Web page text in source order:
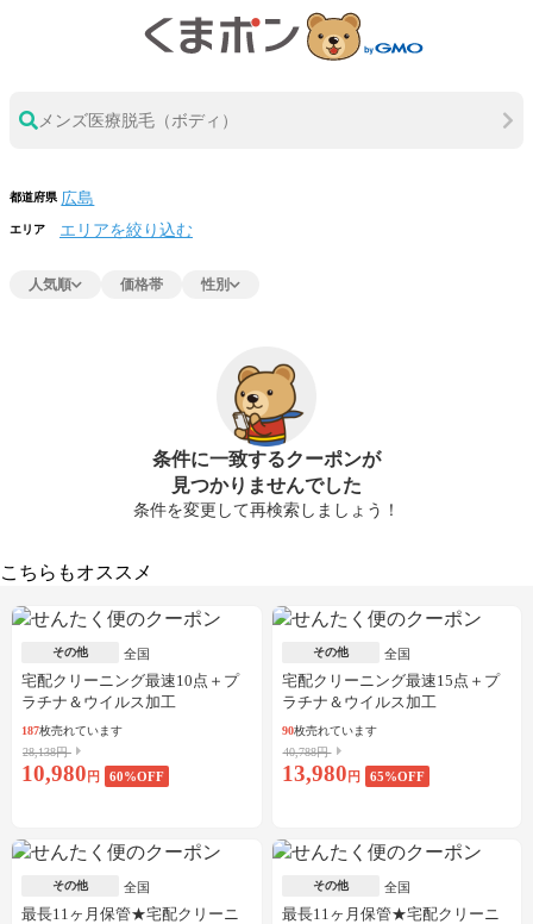
メンズ医療脱毛（ボディ）
都道府県
エリア エリアを絞り込む
人気順 価格帯 性別
条件に一致するクーポンが
見つかりませんでした
条件を変更して再検索しましょう！
こちらもオススメ
その他 全国
宅配クリーニング最速10点＋プ
ラチナ＆ウイルス加工
187枚売れています
28,138円
10,980 円 60%OFF
その他 全国
宅配クリーニング最速15点＋プ
ラチナ＆ウイルス加工
90枚売れています
40,788円
13,980 円 65%OFF
その他 全国
最長11ヶ月保管★宅配クリーニ
その他 全国
最長11ヶ月保管★宅配クリーニ